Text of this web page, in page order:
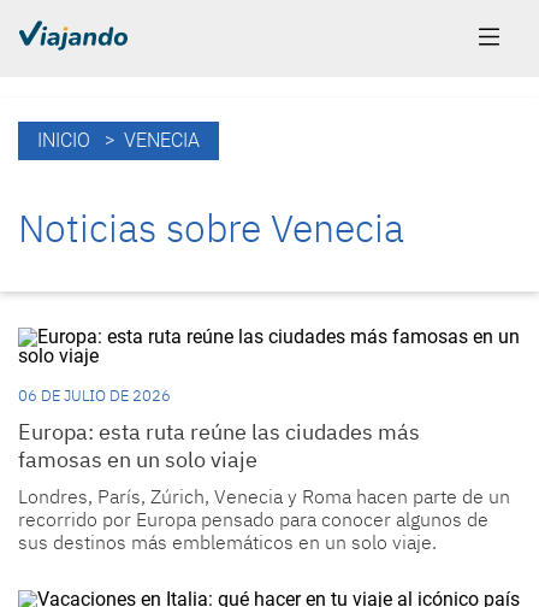
INICIO > VENECIA
Noticias sobre Venecia
06 DE JULIO DE 2026
Europa: esta ruta reúne las ciudades más
famosas en un solo viaje
Londres, París, Zúrich, Venecia y Roma hacen parte de un
recorrido por Europa pensado para conocer algunos de
sus destinos más emblemáticos en un solo viaje.